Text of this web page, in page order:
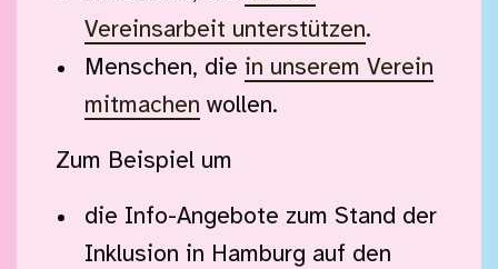
Vereinsarbeit unterstützen.
Menschen, die in unserem Verein
mitmachen wollen.
Zum Beispiel um
die Info-Angebote zum Stand der
Inklusion in Hamburg auf den